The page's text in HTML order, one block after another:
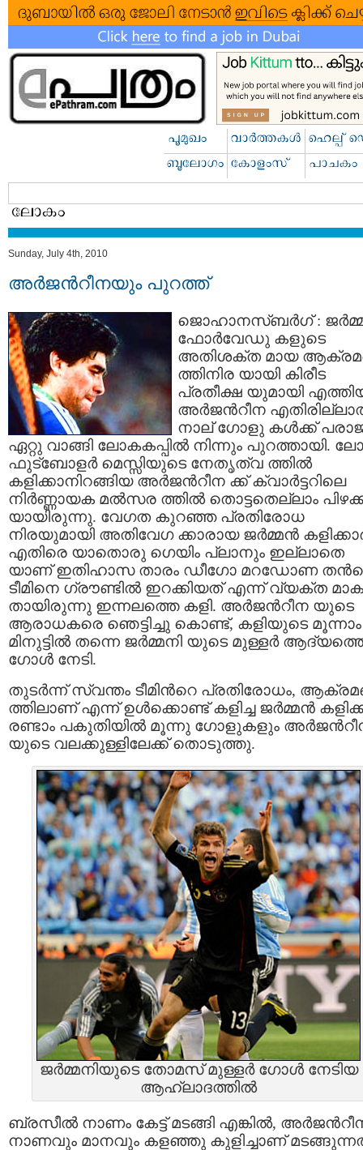
Sunday, July 4th, 2010
അര്‍ജന്‍റീനയും പുറത്ത്‌
ജൊഹാനസ്ബര്‍ഗ് :
ഫോര്‍വേഡു കളുടെ
അതിശക്ത മായ
ത്തിനിര യായി കിരീട
പ്രതീക്ഷ യുമായി
അര്‍ജന്‍റീന
നാല് ഗോളു കള്‍ക്ക്
ഏറ്റു വാങ്ങി ലോകകപ്പില്‍ നിന്നും പുറത്തായി.
ഫുട്ബോളര്‍ മെസ്സിയുടെ നേതൃത്വ ത്തില്‍
കളിക്കാനിറങ്ങിയ അര്‍ജന്‍റീന ക്ക് ക്വാര്‍ട്ടറിലെ
നിര്‍ണ്ണായക മല്‍സര ത്തില്‍ തൊട്ടതെല്ലാം
യായിരുന്നു. വേഗത കുറഞ്ഞ പ്രതിരോധ
നിരയുമായി അതിവേഗ ക്കാരായ ജര്‍മ്മന്‍
എതിരെ യാതൊരു ഗെയിം പ്ലാനും ഇല്ലാതെ
യാണ് ഇതിഹാസ താരം ഡീഗോ മറഡോണ
ടീമിനെ ഗ്രൗണ്ടില്‍ ഇറക്കിയത് എന്ന് വ്യക്ത
തായിരുന്നു ഇന്നലത്തെ കളി. അര്‍ജന്‍റീന യുടെ
ആരാധകരെ ഞെട്ടിച്ചു കൊണ്ട്, കളിയുടെ മൂന്നാം
മിനുട്ടില്‍ തന്നെ ജര്‍മ്മനി യുടെ മുള്ളര്‍
ഗോള്‍ നേടി.
തുടര്‍ന്ന് സ്വന്തം ടീമിന്‍റെ പ്രതിരോധം,
ത്തിലാണ് എന്ന് ഉള്‍ക്കൊണ്ട് കളിച്ച ജര്‍മ്മന്‍
രണ്ടാം പകുതിയില്‍ മൂന്നു ഗോളുകളും
യുടെ വലക്കുള്ളിലേക്ക് തൊടുത്തു.
ജര്‍മ്മനിയുടെ തോമസ്‌ മുള്ളര്‍ ഗോള്‍ നേടിയ
ആഹ്ലാദത്തില്‍
ബ്രസീല്‍ നാണം കേട്ട് മടങ്ങി എങ്കില്‍,
നാണവും മാനവും കളഞ്ഞു കുളിച്ചാണ്